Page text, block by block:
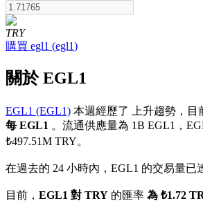
幣本位永續
以數字貨幣為保證金的永續合約
TRY
購買 egl1 (egl1)
關於 EGL1
EGL1 (EGL1) 本週經歷了 上升趨勢，目
每 EGL1 。流通供應量為 1B EGL1，
₺497.51M TRY。
在過去的 24 小時內，EGL1 的交易量已
目前， EGL1 對 TRY 的匯率 為 ₺1.72